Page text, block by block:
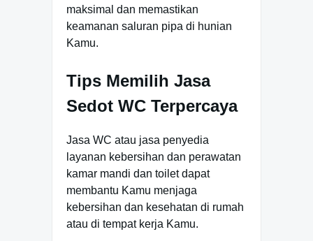
maksimal dan memastikan
keamanan saluran pipa di hunian
Kamu.
Tips Memilih Jasa
Sedot WC Terpercaya
Jasa WC atau jasa penyedia
layanan kebersihan dan perawatan
kamar mandi dan toilet dapat
membantu Kamu menjaga
kebersihan dan kesehatan di rumah
atau di tempat kerja Kamu.